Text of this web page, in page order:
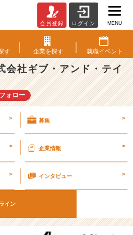
会員登録 ログイン MENU
す 企業を探す 就職イベント
会社ギブ・アンド・テイ
ォロー
> 募集 >
> 企業情報 >
> インタビュー >
イン